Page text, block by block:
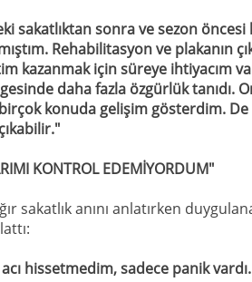
sakatlıktan sonra ve sezon
Rehabilitasyon ve plakanın
kazanmak için süreye ihtiyacım
daha fazla özgürlük tanıdı.
konuda gelişim gösterdim.
KONTROL EDEMİYORDUM"
sakatlık anını anlatırken
hissetmedim, sadece panik